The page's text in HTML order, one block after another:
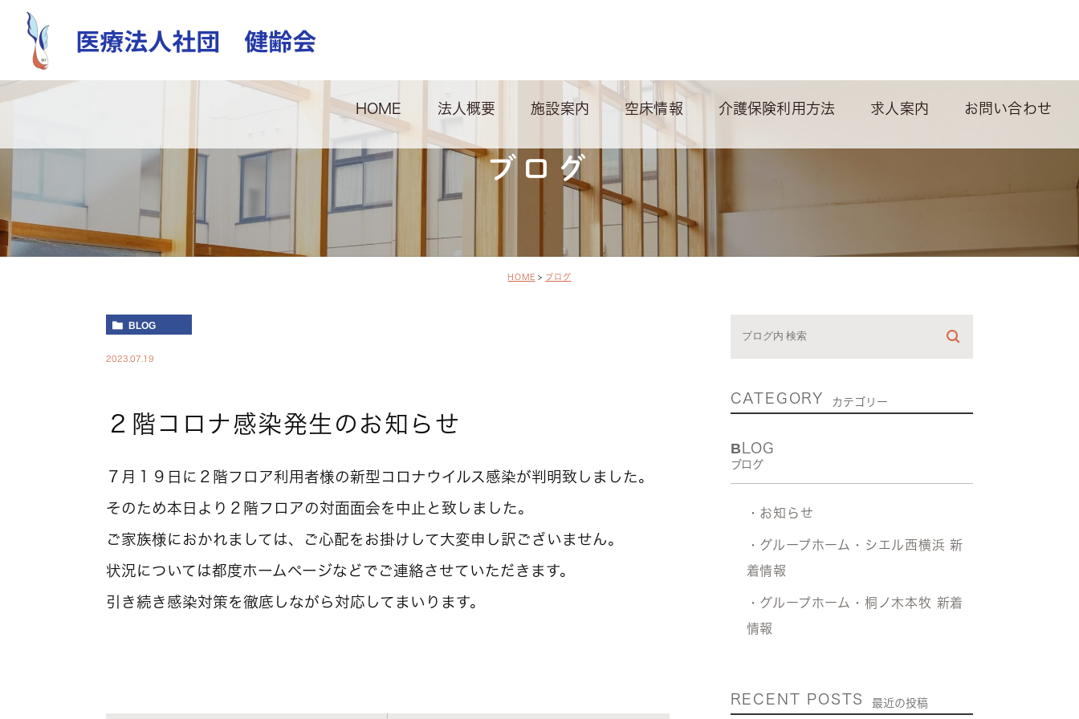
HOME 法人概要 施設案内 空床情報 介護保険利用方法 求人案内 お問い合わせ
ブログ
HOME ブログ
BLOG
2023.07.19
２階コロナ感染発生のお知らせ
７月１９日に２階フロア利用者様の新型コロナウイルス感染が判明致しました。
そのため本日より２階フロアの対面面会を中止と致しました。
ご家族様におかれましては、ご心配をお掛けして大変申し訳ございません。
状況については都度ホームページなどでご連絡させていただきます。
引き続き感染対策を徹底しながら対応してまいります。
CATEGORY カテゴリー
BLOG
ブログ
・お知らせ
・グループホーム・シエル西横浜 新
着情報
・グループホーム・桐ノ木本牧 新着
情報
RECENT POSTS 最近の投稿